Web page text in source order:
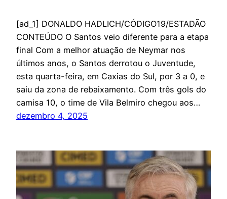
[ad_1] DONALDO HADLICH/CÓDIGO19/ESTADÃO
CONTEÚDO O Santos veio diferente para a etapa
final Com a melhor atuação de Neymar nos
últimos anos, o Santos derrotou o Juventude,
esta quarta-feira, em Caxias do Sul, por 3 a 0, e
saiu da zona de rebaixamento. Com três gols do
camisa 10, o time de Vila Belmiro chegou aos…
dezembro 4, 2025